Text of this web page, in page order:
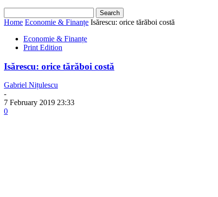
Home Economie & Finanțe Isărescu: orice tărăboi costă
Economie & Finanțe
Print Edition
Isărescu: orice tărăboi costă
Gabriel Nițulescu
-
7 February 2019 23:33
0